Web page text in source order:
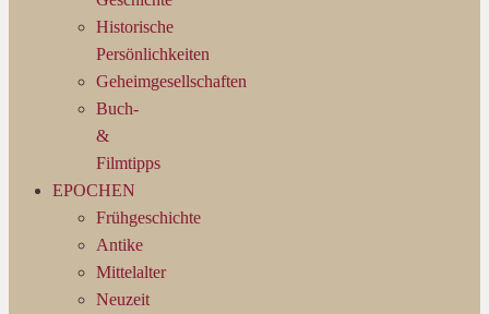
Historische
Persönlichkeiten
Geheimgesellschaften
Buch-
&
Filmtipps
EPOCHEN
Frühgeschichte
Antike
Mittelalter
Neuzeit